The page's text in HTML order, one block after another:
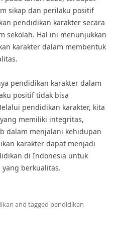
sikap dan perilaku positif
pendidikan karakter secara
sekolah. Hal ini menunjukkan
karakter dalam membentuk
pendidikan karakter dalam
positif tidak bisa
pendidikan karakter, kita
memiliki integritas,
dalam menjalani kehidupan
karakter dapat menjadi
di Indonesia untuk
berkualitas.
and tagged pendidikan